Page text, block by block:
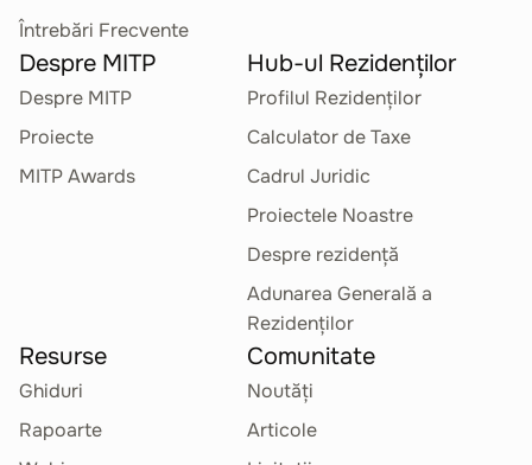
Întrebări Frecvente
Despre MITP
Despre MITP
Proiecte
MITP Awards
Hub-ul Rezidenților
Profilul Rezidenților
Calculator de Taxe
Cadrul Juridic
Proiectele Noastre
Despre rezidență
Adunarea Generală a
Rezidenților
Resurse
Ghiduri
Rapoarte
Comunitate
Noutăți
Articole